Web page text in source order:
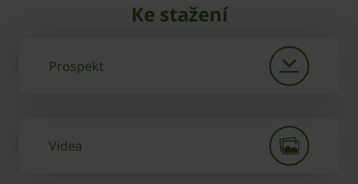
Ke stažení
Prospekt
Videa